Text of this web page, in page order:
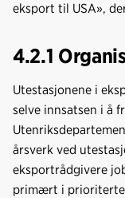
eksport til USA»,
4.2.1
Utestasjonene i
selve innsatsen i å
årsverk ved
eksportrådgivere
primært i prioriterte